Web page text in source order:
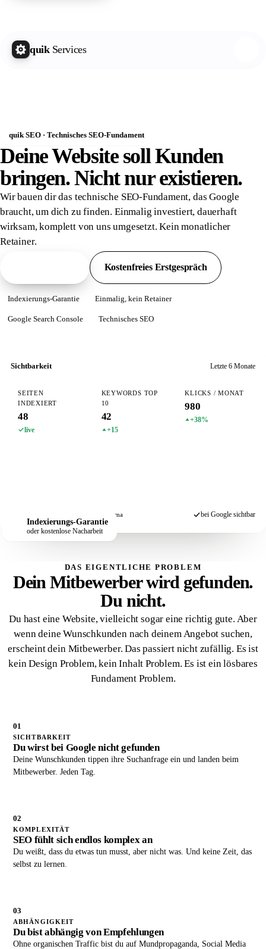
quik Services
quik SEO · Technisches SEO-Fundament
Deine Website soll Kunden
bringen. Nicht nurexistieren.
Wir bauen dir das technische SEO-Fundament, das Google
braucht, um dich zu finden. Einmalig investiert, dauerhaft
wirksam, komplett von uns umgesetzt. Kein monatlicher
Retainer.
Kostenfreies Erstgespräch
Indexierungs-Garantie Einmalig, kein Retainer
Google Search Console Technisches SEO
Sichtbarkeit Letzte 6 Monate
SEITEN
INDEXIERT
48
live
KEYWORDS TOP
10
42
+15
KLICKS / MONAT
980
+38%
Schema bei Google sichtbar
Indexierungs-Garantie
oder kostenlose Nacharbeit
DAS EIGENTLICHE PROBLEM
Dein Mitbewerber wird gefunden.
Du nicht.
Du hast eine Website, vielleicht sogar eine richtig gute. Aber
wenn deine Wunschkunden nach deinem Angebot suchen,
erscheint dein Mitbewerber. Das passiert nicht zufällig. Es ist
kein Design Problem, kein Inhalt Problem. Es ist ein lösbares
Fundament Problem.
01
SICHTBARKEIT
Du wirst bei Google nicht gefunden
Deine Wunschkunden tippen ihre Suchanfrage ein und landen beim
Mitbewerber. Jeden Tag.
02
KOMPLEXITÄT
SEO fühlt sich endlos komplex an
Du weißt, dass du etwas tun musst, aber nicht was. Und keine Zeit, das
selbst zu lernen.
03
ABHÄNGIGKEIT
Du bist abhängig von Empfehlungen
Ohne organischen Traffic bist du auf Mundpropaganda, Social Media